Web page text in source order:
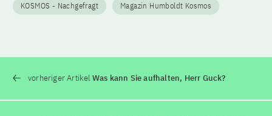
KOSMOS - Nachgefragt Magazin Humboldt Kosmos
vorheriger Artikel Was kann Sie aufhalten, Herr Guck?